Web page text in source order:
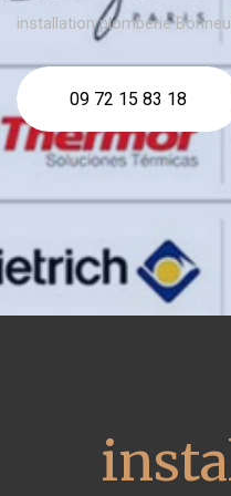
installation plomberie
09 72 15 83 18